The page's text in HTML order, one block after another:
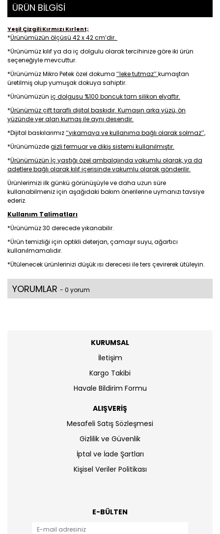
ÜRÜN BİLGİSİ
Yeşil Çizgili Kırmızı Kırlent;
*Ürünümüzün ölçüsü 42 x 42 cm’dir.
*Ürünümüz kılıf ya da iç dolgulu olarak tercihinize göre iki ürün
seçeneğiyle mevcuttur.
*Ürünümüz Mikro Petek özel dokuma ‘’leke tutmaz’’kumaştan
üretilmiş olup yumuşak dokuya sahiptir.
*Ürünümüzün iç dolgusu %100 boncuk tam silikon elyaftır.
*Ürünümüz çift taraflı dijital baskıdır. Kumaşın arka yüzü, ön
yüzünde yer alan kumaş ile aynı desendir.
*Dijital baskılarımız‘’yıkamaya ve kullanıma bağlı olarak solmaz’’,
*Ürünümüzdegizli fermuar ve dikiş sistemi kullanılmıştır.
*Ürünümüzün İç yastığı özel ambalajında vakumlu olarak, ya da
adetlere bağlı olarak kılıf içerisinde vakumlu olarak gönderilir.
Ürünlerimizi ilk günkü görünüşüyle ve daha uzun süre
kullanabilmeniz için aşağıdaki bakım önerilerine uymanızı tavsiye
ederiz.
Kullanım Talimatları
*Ürünümüz 30 derecede yıkanabilir.
*Ürün temizliği için optikli deterjan, çamaşır suyu, ağartıcı
kullanılmamalıdır.
*Ütülenecek ürünlerinizi düşük ısı derecesi ile ters çevirerek ütüleyin.
YORUMLAR - 0 yorum
KURUMSAL
İletişim
Kargo Takibi
Havale Bildirim Formu
ALIŞVERİŞ
Mesafeli Satış Sözleşmesi
Gizlilik ve Güvenlik
İptal ve İade Şartları
Kişisel Veriler Politikası
E-BÜLTEN